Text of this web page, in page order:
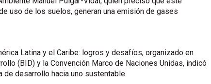
uso de los suelos, generan una emisión de gases
Latina y el Caribe: logros y desafíos, organizado en
(BID) y la Convención Marco de Naciones Unidas, indicó
de desarrollo hacia uno sustentable.